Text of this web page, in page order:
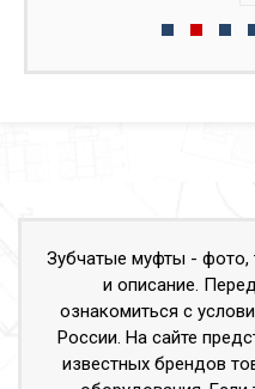
Зубчатые муфты - фото,
и описание.
ознакомиться с
России. На сайте
известных брендов